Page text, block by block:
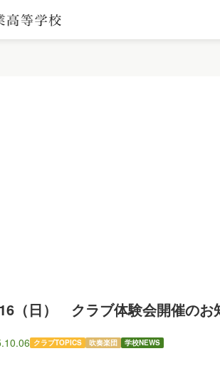
（日） クラブ体験会開催のお
クラブTOPICS 吹奏楽団 学校NEWS